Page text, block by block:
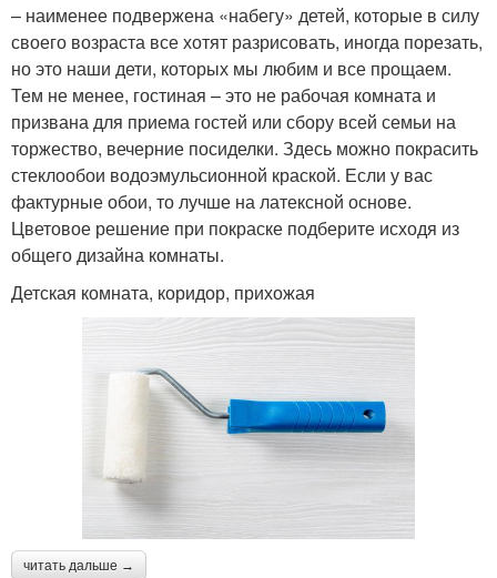
– наименее подвержена «набегу» детей, которые в силу
своего возраста все хотят разрисовать, иногда порезать,
но это наши дети, которых мы любим и все прощаем.
Тем не менее, гостиная – это не рабочая комната и
призвана для приема гостей или сбору всей семьи на
торжество, вечерние посиделки. Здесь можно покрасить
стеклообои водоэмульсионной краской. Если у вас
фактурные обои, то лучше на латексной основе.
Цветовое решение при покраске подберите исходя из
общего дизайна комнаты.
Детская комната, коридор, прихожая
читать дальше →